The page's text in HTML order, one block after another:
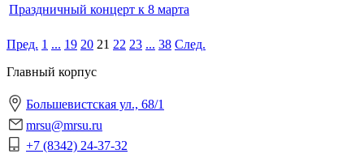
Праздничный концерт к 8 марта
Пред. 1 ... 19 20 21 22 23 ... 38 След.
Главный корпус
Большевистская ул., 68/1
mrsu@mrsu.ru
+7 (8342) 24-37-32